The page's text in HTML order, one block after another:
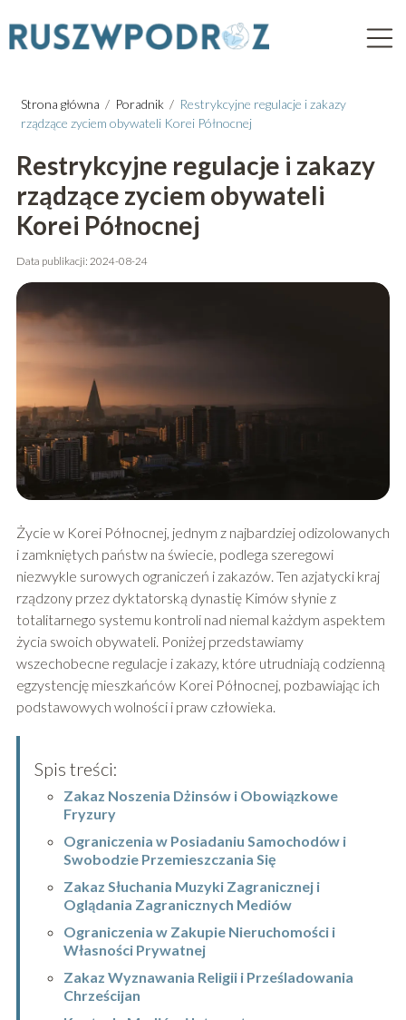
Strona główna / Poradnik / Restrykcyjne regulacje i zakazy
rządzące zyciem obywateli Korei Północnej
Restrykcyjne regulacje i zakazy
rządzące zyciem obywateli
Korei Północnej
Data publikacji: 2024-08-24
Życie w Korei Północnej, jednym z najbardziej odizolowanych
i zamkniętych państw na świecie, podlega szeregowi
niezwykle surowych ograniczeń i zakazów. Ten azjatycki kraj
rządzony przez dyktatorską dynastię Kimów słynie z
totalitarnego systemu kontroli nad niemal każdym aspektem
życia swoich obywateli. Poniżej przedstawiamy
wszechobecne regulacje i zakazy, które utrudniają codzienną
egzystencję mieszkańców Korei Północnej, pozbawiając ich
podstawowych wolności i praw człowieka.
Spis treści:
Zakaz Noszenia Dżinsów i Obowiązkowe
Fryzury
Ograniczenia w Posiadaniu Samochodów i
Swobodzie Przemieszczania Się
Zakaz Słuchania Muzyki Zagranicznej i
Oglądania Zagranicznych Mediów
Ograniczenia w Zakupie Nieruchomości i
Własności Prywatnej
Zakaz Wyznawania Religii i Prześladowania
Chrześcijan